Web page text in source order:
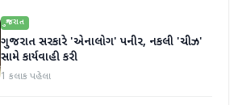
ગુજરાત
ગુજરાત સરકારે 'એનાલોગ' પનીર, નકલી 'ચીઝ'
સામે કાર્યવાહી કરી
1 કલાક પહેલા